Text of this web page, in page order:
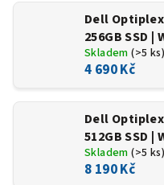
Dell Optiplex
256GB SSD |
Skladem(>5 ks)
4 690 Kč
Dell Optiplex
512GB SSD |
Skladem(>5 ks)
8 190 Kč